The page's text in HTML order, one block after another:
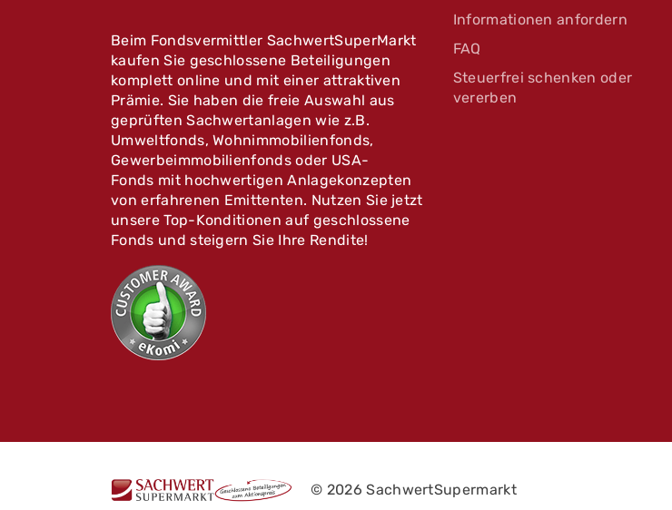
Beim Fondsvermittler SachwertSuperMarkt
kaufen Sie geschlossene Beteiligungen
komplett online und mit einer attraktiven
Prämie. Sie haben die freie Auswahl aus
geprüften Sachwertanlagen wie z.B.
Umweltfonds, Wohnimmobilienfonds,
Gewerbeimmobilienfonds oder USA-
Fonds mit hochwertigen Anlagekonzepten
von erfahrenen Emittenten. Nutzen Sie jetzt
unsere Top-Konditionen auf geschlossene
Fonds und steigern Sie Ihre Rendite!
Informationen anfordern
FAQ
Steuerfrei schenken oder
vererben
© 2026 SachwertSupermarkt